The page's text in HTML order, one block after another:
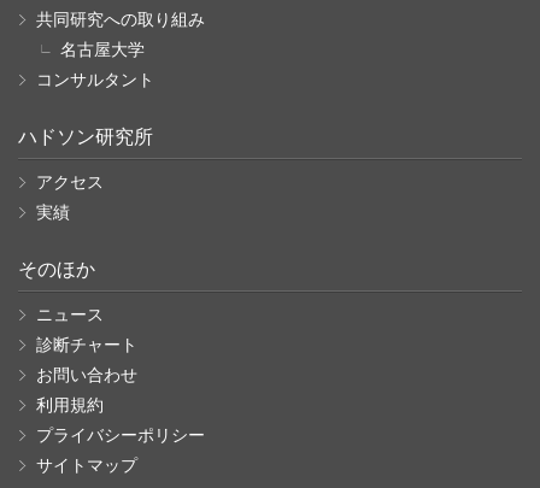
共同研究への取り組み
名古屋大学
コンサルタント
ハドソン研究所
アクセス
実績
そのほか
ニュース
診断チャート
お問い合わせ
利用規約
プライバシーポリシー
サイトマップ